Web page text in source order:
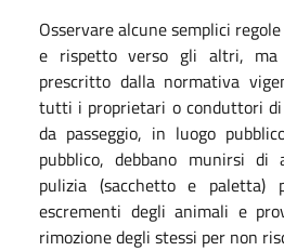
Osservare alcune semplici
e rispetto verso gli altri,
prescritto dalla normativa
tutti i proprietari o conduttori
da passeggio, in luogo
pubblico, debbano munirsi
pulizia (sacchetto e paletta)
escrementi degli animali e
rimozione degli stessi per non